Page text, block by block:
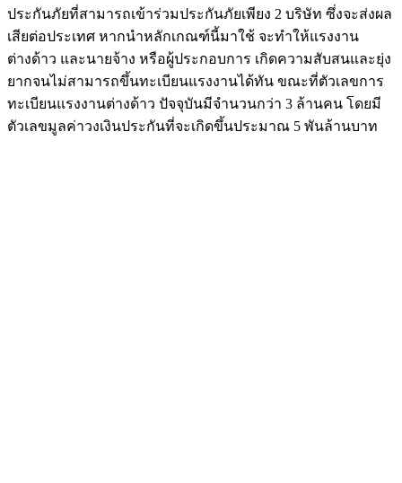
ประกันภัยที่สามารถเข้าร่วมประกันภัยเพียง 2 บริษัท ซึ่งจะส่งผล
เสียต่อประเทศ หากนำหลักเกณฑ์นี้มาใช้ จะทำให้แรงงาน
ต่างด้าว และนายจ้าง หรือผู้ประกอบการ เกิดความสับสนและยุ่ง
ยากจนไม่สามารถขึ้นทะเบียนแรงงานได้ทัน ขณะที่ตัวเลขการ
ทะเบียนแรงงานต่างด้าว ปัจจุบันมีจำนวนกว่า 3 ล้านคน โดยมี
ตัวเลขมูลค่าวงเงินประกันที่จะเกิดขึ้นประมาณ 5 พันล้านบาท